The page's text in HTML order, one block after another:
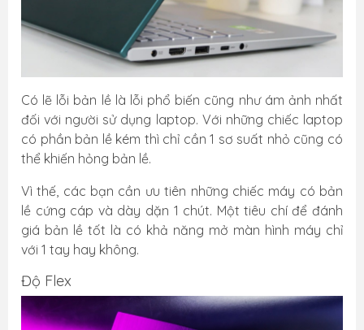
Có lẽ lỗi bản lề là lỗi phổ biến cũng như ám ảnh nhất
đối với người sử dụng laptop. Với những chiếc laptop
có phần bản lề kém thì chỉ cần 1 sơ suất nhỏ cũng có
thể khiến hỏng bản lề.
Vì thế, các bạn cần ưu tiên những chiếc máy có bản
lề cứng cáp và dày dặn 1 chút. Một tiêu chí để đánh
giá bản lề tốt là có khả năng mở màn hình máy chỉ
với 1 tay hay không.
Độ Flex